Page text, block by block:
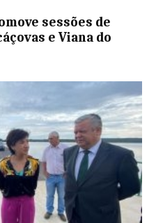
sessões de
e Viana do